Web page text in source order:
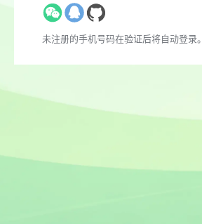
未注册的手机号码在验证后将自动登录。